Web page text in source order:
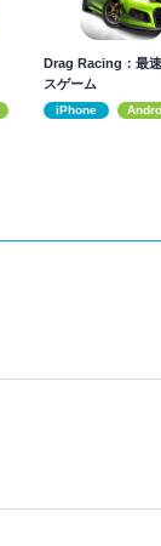
Drag Racing：最
スゲーム
iPhone